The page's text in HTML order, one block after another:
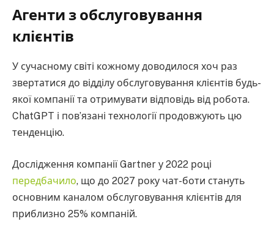
Агенти з обслуговування
клієнтів
У сучасному світі кожному доводилося хоч раз
звертатися до відділу обслуговування клієнтів будь-
якої компанії та отримувати відповідь від робота.
ChatGPT і пов’язані технології продовжують цю
тенденцію.
Дослідження компанії Gartner у 2022 році
передбачило, що до 2027 року чат-боти стануть
основним каналом обслуговування клієнтів для
приблизно 25% компаній.